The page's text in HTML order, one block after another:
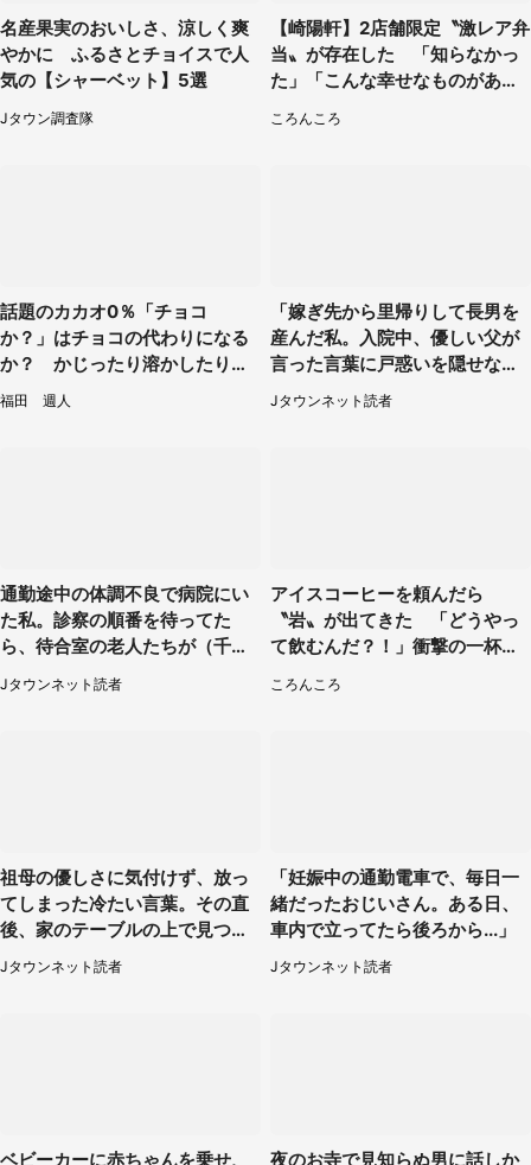
名産果実のおいしさ、涼しく爽
やかに ふるさとチョイスで人
気の【シャーベット】5選
Jタウン調査隊
【崎陽軒】2店舗限定〝激レア弁
当〟が存在した 「知らなかっ
た」「こんな幸せなものがあっ
ころんころ
話題のカカオ0％「チョコ
か？」はチョコの代わりになる
か？ かじったり溶かしたりし
て食べてみた
福田 週人
「嫁ぎ先から里帰りして長男を
産んだ私。入院中、優しい父が
言った言葉に戸惑いを隠せな
い」（兵庫県・50代女性）
Jタウンネット読者
通勤途中の体調不良で病院にい
た私。診察の順番を待ってた
ら、待合室の老人たちが（千葉
県・50代男性）
Jタウンネット読者
アイスコーヒーを頼んだら
〝岩〟が出てきた 「どうやっ
て飲むんだ？！」衝撃の一杯が
ころんころ
祖母の優しさに気付けず、放っ
てしまった冷たい言葉。その直
後、家のテーブルの上で見つけ
たものは（福岡県・30代女性）
Jタウンネット読者
「妊娠中の通勤電車で、毎日一
緒だったおじいさん。ある日、
車内で立ってたら後ろから...」
Jタウンネット読者
ベビーカーに赤ちゃんを乗せ、
夜のお寺で見知らぬ男に話しか